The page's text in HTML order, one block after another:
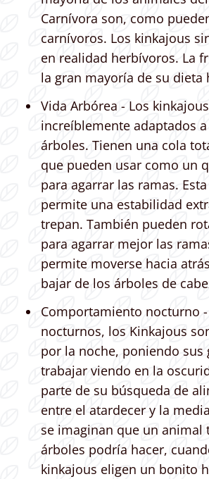
Carnívora son, como
carnívoros. Los kinkajous
en realidad herbívoros. La
la gran mayoría de su dieta
Vida Arbórea - Los
increíblemente adaptados
árboles. Tienen una cola
que pueden usar como un
para agarrar las ramas.
permite una estabilidad
trepan. También pueden
para agarrar mejor las
permite moverse hacia
bajar de los árboles de
Comportamiento nocturno
nocturnos, los Kinkajous
por la noche, poniendo sus
trabajar viendo en la
parte de su búsqueda de
entre el atardecer y la
se imaginan que un animal
árboles podría hacer,
kinkajous eligen un bonito